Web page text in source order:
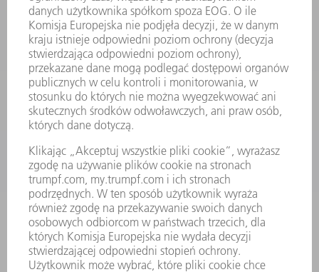
LASER
ENERGOELEKTRONIKA
ELEKTRONARZĘDZIA
SMART FACTORY
OPROGRAMOWANIE
USŁUGI SERWISOWE
ZASTOSOWANIA
BRANŻE
FIRMA
OFERTY STANOWISK
PROFIL FIRMY
ZARZĄD
SPRAWOZDANIE Z DZIAŁALNOŚCI
ZASADY BIZNESOWE
ZAPEWNIENIE ZGODNOŚCI DZIAŁALNOŚCI Z REGULACJAMI
SYSTEM ZGŁASZANIA NIEPRAWIDŁOWOŚCI
BEZPIECZEŃSTWO
INFORMACJE PRASOWE